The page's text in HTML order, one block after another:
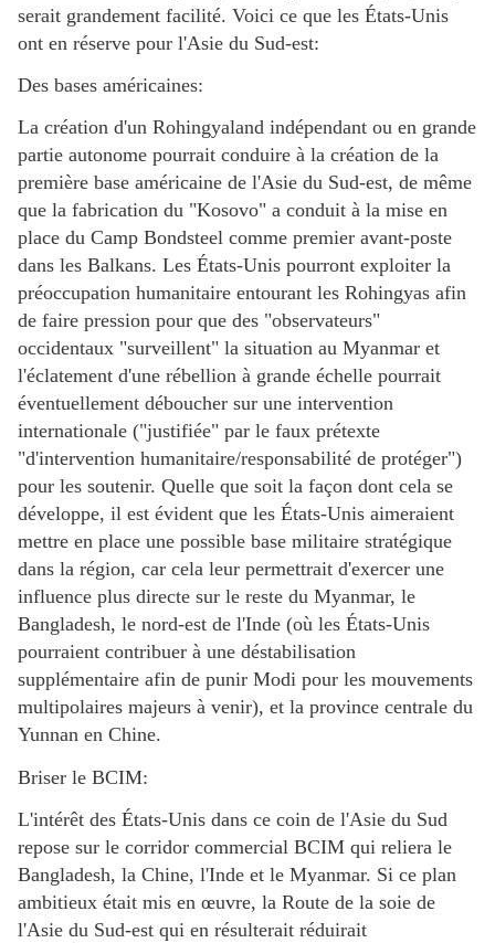
serait grandement facilité. Voici ce que les États-Unis
ont en réserve pour l'Asie du Sud-est:
Des bases américaines:
La création d'un Rohingyaland indépendant ou en grande
partie autonome pourrait conduire à la création de la
première base américaine de l'Asie du Sud-est, de même
que la fabrication du "Kosovo" a conduit à la mise en
place du Camp Bondsteel comme premier avant-poste
dans les Balkans. Les États-Unis pourront exploiter la
préoccupation humanitaire entourant les Rohingyas afin
de faire pression pour que des "observateurs"
occidentaux "surveillent" la situation au Myanmar et
l'éclatement d'une rébellion à grande échelle pourrait
éventuellement déboucher sur une intervention
internationale ("justifiée" par le faux prétexte
"d'intervention humanitaire/responsabilité de protéger")
pour les soutenir. Quelle que soit la façon dont cela se
développe, il est évident que les États-Unis aimeraient
mettre en place une possible base militaire stratégique
dans la région, car cela leur permettrait d'exercer une
influence plus directe sur le reste du Myanmar, le
Bangladesh, le nord-est de l'Inde (où les États-Unis
pourraient contribuer à une déstabilisation
supplémentaire afin de punir Modi pour les mouvements
multipolaires majeurs à venir), et la province centrale du
Yunnan en Chine.
Briser le BCIM:
L'intérêt des États-Unis dans ce coin de l'Asie du Sud
repose sur le corridor commercial BCIM qui reliera le
Bangladesh, la Chine, l'Inde et le Myanmar. Si ce plan
ambitieux était mis en œuvre, la Route de la soie de
l'Asie du Sud-est qui en résulterait réduirait